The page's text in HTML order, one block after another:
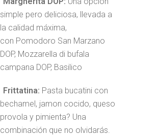
simple pero deliciosa, llevada a
la calidad máxima,
con Pomodoro San Marzano
DOP, Mozzarella di bufala
campana DOP, Basilico
Frittatina: Pasta bucatini con
bechamel, jamon cocido, queso
provola y pimienta? Una
combinación que no olvidarás.